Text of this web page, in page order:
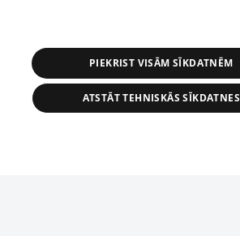
PIEKRIST VISĀM SĪKDATNĒM
ATSTĀT TEHNISKĀS SĪKDATNES